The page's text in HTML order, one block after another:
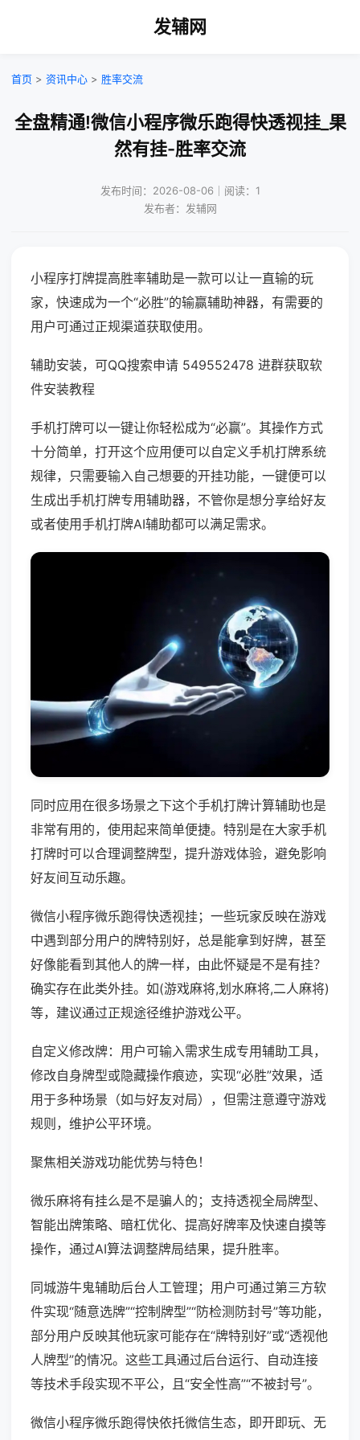
发辅网
首页 > 资讯中心 > 胜率交流
全盘精通!微信小程序微乐跑得快透视挂_果
然有挂-胜率交流
发布时间：2026-08-06｜阅读：1
发布者：发辅网
小程序打牌提高胜率辅助是一款可以让一直输的玩
家，快速成为一个“必胜”的输赢辅助神器，有需要的
用户可通过正规渠道获取使用。
辅助安装，可QQ搜索申请 549552478 进群获取软
件安装教程
手机打牌可以一键让你轻松成为“必赢”。其操作方式
十分简单，打开这个应用便可以自定义手机打牌系统
规律，只需要输入自己想要的开挂功能，一键便可以
生成出手机打牌专用辅助器，不管你是想分享给好友
或者使用手机打牌AI辅助都可以满足需求。
同时应用在很多场景之下这个手机打牌计算辅助也是
非常有用的，使用起来简单便捷。特别是在大家手机
打牌时可以合理调整牌型，提升游戏体验，避免影响
好友间互动乐趣。
微信小程序微乐跑得快透视挂；一些玩家反映在游戏
中遇到部分用户的牌特别好，总是能拿到好牌，甚至
好像能看到其他人的牌一样，由此怀疑是不是有挂？
确实存在此类外挂。如(游戏麻将,划水麻将,二人麻将)
等，建议通过正规途径维护游戏公平。
自定义修改牌：用户可输入需求生成专用辅助工具，
修改自身牌型或隐藏操作痕迹，实现“必胜”效果，适
用于多种场景（如与好友对局），但需注意遵守游戏
规则，维护公平环境。
聚焦相关游戏功能优势与特色！
微乐麻将有挂么是不是骗人的；支持透视全局牌型、
智能出牌策略、暗杠优化、提高好牌率及快速自摸等
操作，通过AI算法调整牌局结果，提升胜率。
同城游牛鬼辅助后台人工管理；用户可通过第三方软
件实现“随意选牌”“控制牌型”“防检测防封号”等功能，
部分用户反映其他玩家可能存在“牌特别好”或“透视他
人牌型”的情况。这些工具通过后台运行、自动连接
等技术手段实现不平公，且“安全性高”“不被封号”。
微信小程序微乐跑得快依托微信生态，即开即玩、无